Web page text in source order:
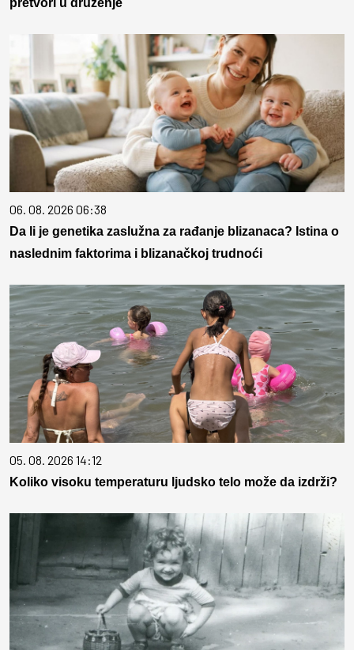
06. 08. 2026 06:38
Da li je genetika zaslužna za rađanje blizanaca? Istina o
naslednim faktorima i blizanačkoj trudnoći
05. 08. 2026 14:12
Koliko visoku temperaturu ljudsko telo može da izdrži?